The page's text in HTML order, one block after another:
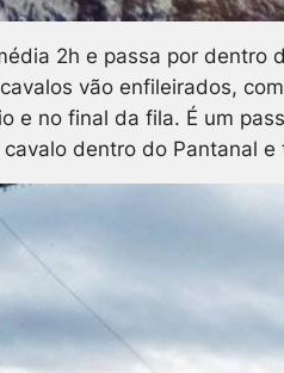
2h e passa por
vão enfileirados,
e no final da fila. É um
dentro do Pantanal